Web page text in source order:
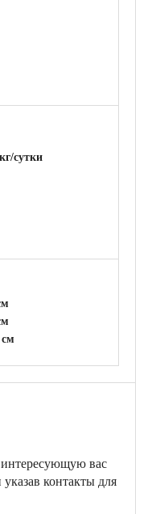
сутки
см
вас
контакты для